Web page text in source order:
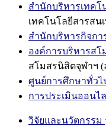
สำนักบริหารเทคโ
เทคโนโลยีสารสน
สำนักบริหารกิจกา
องค์การบริหารสโ
สโมสรนิสิตจุฬาฯ (
ศูนย์การศึกษาทั่วไ
การประเมินออนไ
วิจัยและนวัตกรรม